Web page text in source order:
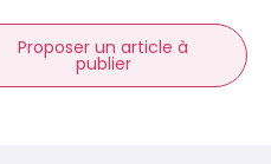
Proposer un article à
publier